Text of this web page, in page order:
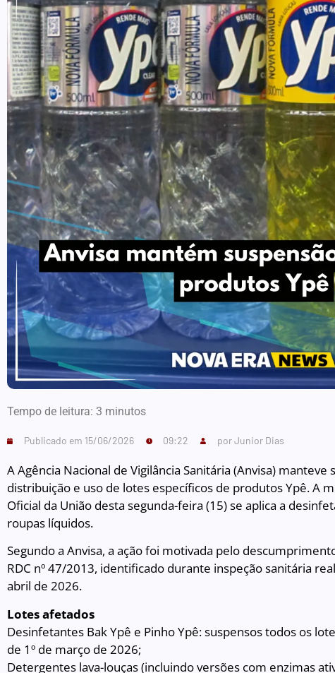
Tempo de leitura: 3 minutos
Publicado em 15/06/2026 09:22 porJunior Dias
A Agência Nacional de Vigilância Sanitária (Anvisa) manteve
distribuição e uso de lotes específicos de produtos Ypê. A
Oficial da União desta segunda-feira (15) se aplica a
roupas líquidos.
Segundo a Anvisa, a ação foi motivada pelo
RDC nº 47/2013, identificado durante inspeção sanitária
abril de 2026.
Lotes afetados
Desinfetantes Bak Ypê e Pinho Ypê: suspensos todos os
de 1º de março de 2026;
Detergentes lava-louças (incluindo versões com enzimas